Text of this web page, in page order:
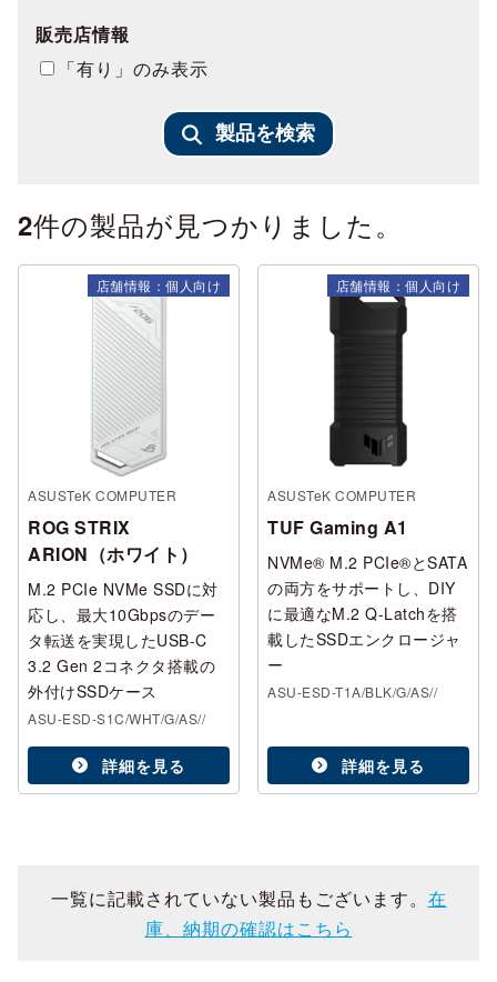
販売店情報
「有り」のみ表示
製品を検索
2件の製品が見つかりました。
店舗情報：個人向け
ASUSTeK COMPUTER
ROG STRIX
ARION（ホワイト）
M.2 PCIe NVMe SSDに対
応し、最大10Gbpsのデー
タ転送を実現したUSB-C
3.2 Gen 2コネクタ搭載の
外付けSSDケース
ASU-ESD-S1C/WHT/G/AS//
詳細を見る
店舗情報：個人向け
ASUSTeK COMPUTER
TUF Gaming A1
NVMe® M.2 PCIe®とSATA
の両方をサポートし、DIY
に最適なM.2 Q-Latchを搭
載したSSDエンクロージャ
ー
ASU-ESD-T1A/BLK/G/AS//
詳細を見る
一覧に記載されていない製品もございます。 在
庫、納期の確認はこちら